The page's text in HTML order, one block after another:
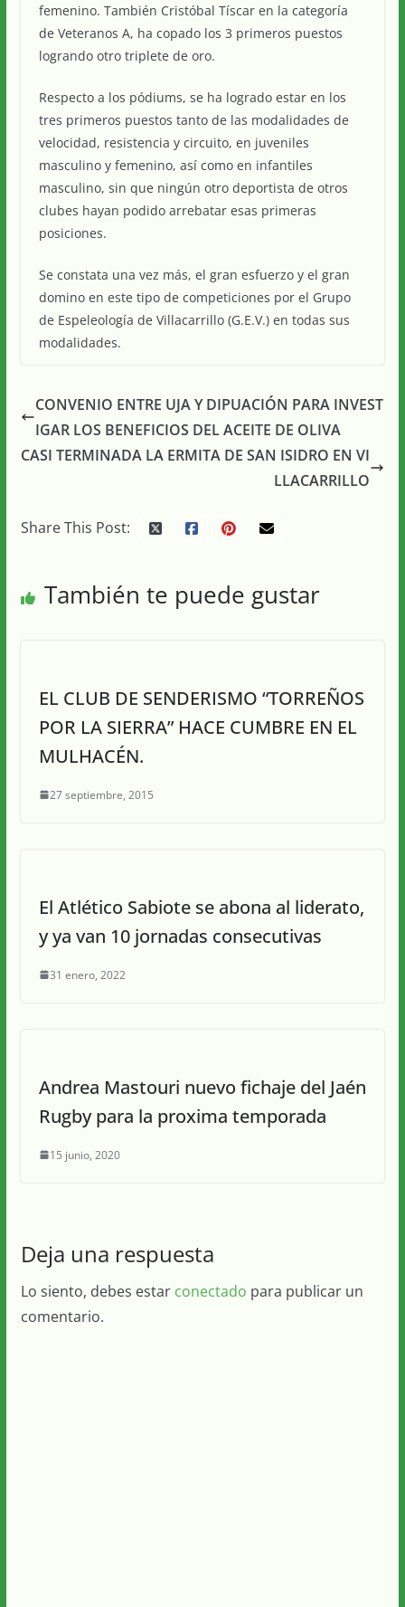
femenino. También Cristóbal Tíscar en la categoría
de Veteranos A, ha copado los 3 primeros puestos
logrando otro triplete de oro.
Respecto a los pódiums, se ha logrado estar en los
tres primeros puestos tanto de las modalidades de
velocidad, resistencia y circuito, en juveniles
masculino y femenino, así como en infantiles
masculino, sin que ningún otro deportista de otros
clubes hayan podido arrebatar esas primeras
posiciones.
Se constata una vez más, el gran esfuerzo y el gran
domino en este tipo de competiciones por el Grupo
de Espeleología de Villacarrillo (G.E.V.) en todas sus
modalidades.
CONVENIO ENTRE UJA Y DIPUACIÓN PARA INVEST
IGAR LOS BENEFICIOS DEL ACEITE DE OLIVA
CASI TERMINADA LA ERMITA DE SAN ISIDRO EN VI
LLACARRILLO
Share This Post:
También te puede gustar
EL CLUB DE SENDERISMO “TORREÑOS
POR LA SIERRA” HACE CUMBRE EN EL
MULHACÉN.
27 septiembre, 2015
El Atlético Sabiote se abona al liderato,
y ya van 10 jornadas consecutivas
31 enero, 2022
Andrea Mastouri nuevo fichaje del Jaén
Rugby para la proxima temporada
15 junio, 2020
Deja una respuesta
Lo siento, debes estar conectado para publicar un
comentario.